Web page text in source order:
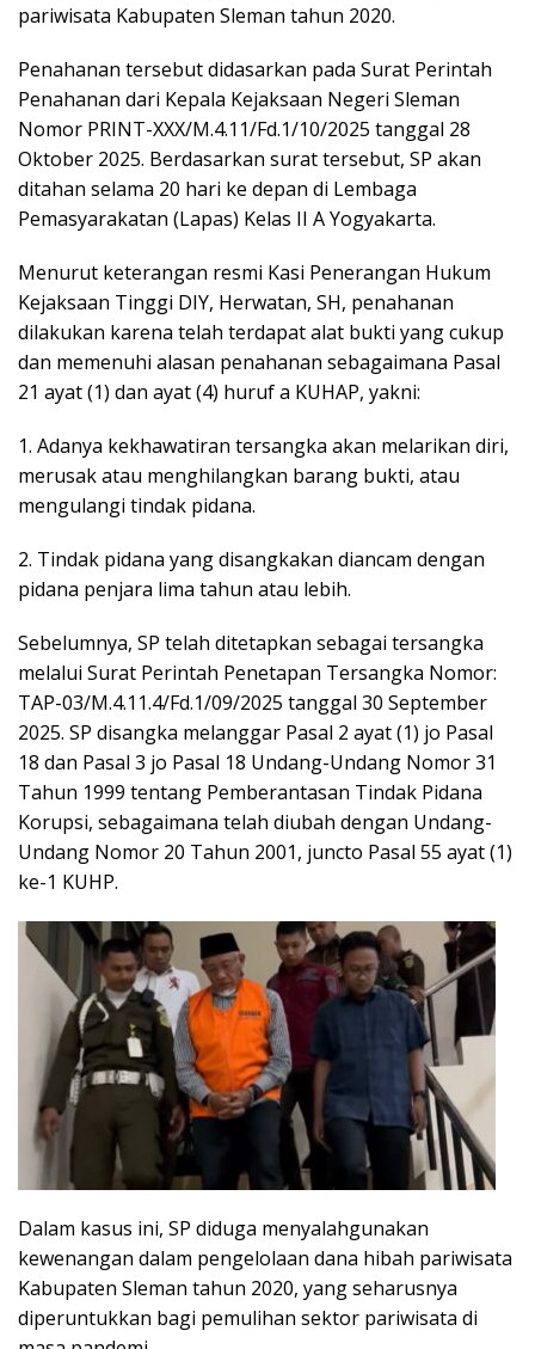
pariwisata Kabupaten Sleman tahun 2020.
Penahanan tersebut didasarkan pada Surat Perintah
Penahanan dari Kepala Kejaksaan Negeri Sleman
Nomor PRINT-XXX/M.4.11/Fd.1/10/2025 tanggal 28
Oktober 2025. Berdasarkan surat tersebut, SP akan
ditahan selama 20 hari ke depan di Lembaga
Pemasyarakatan (Lapas) Kelas II A Yogyakarta.
Menurut keterangan resmi Kasi Penerangan Hukum
Kejaksaan Tinggi DIY, Herwatan, SH, penahanan
dilakukan karena telah terdapat alat bukti yang cukup
dan memenuhi alasan penahanan sebagaimana Pasal
21 ayat (1) dan ayat (4) huruf a KUHAP, yakni:
1. Adanya kekhawatiran tersangka akan melarikan diri,
merusak atau menghilangkan barang bukti, atau
mengulangi tindak pidana.
2. Tindak pidana yang disangkakan diancam dengan
pidana penjara lima tahun atau lebih.
Sebelumnya, SP telah ditetapkan sebagai tersangka
melalui Surat Perintah Penetapan Tersangka Nomor:
TAP-03/M.4.11.4/Fd.1/09/2025 tanggal 30 September
2025. SP disangka melanggar Pasal 2 ayat (1) jo Pasal
18 dan Pasal 3 jo Pasal 18 Undang-Undang Nomor 31
Tahun 1999 tentang Pemberantasan Tindak Pidana
Korupsi, sebagaimana telah diubah dengan Undang-
Undang Nomor 20 Tahun 2001, juncto Pasal 55 ayat (1)
ke-1 KUHP.
Dalam kasus ini, SP diduga menyalahgunakan
kewenangan dalam pengelolaan dana hibah pariwisata
Kabupaten Sleman tahun 2020, yang seharusnya
diperuntukkan bagi pemulihan sektor pariwisata di